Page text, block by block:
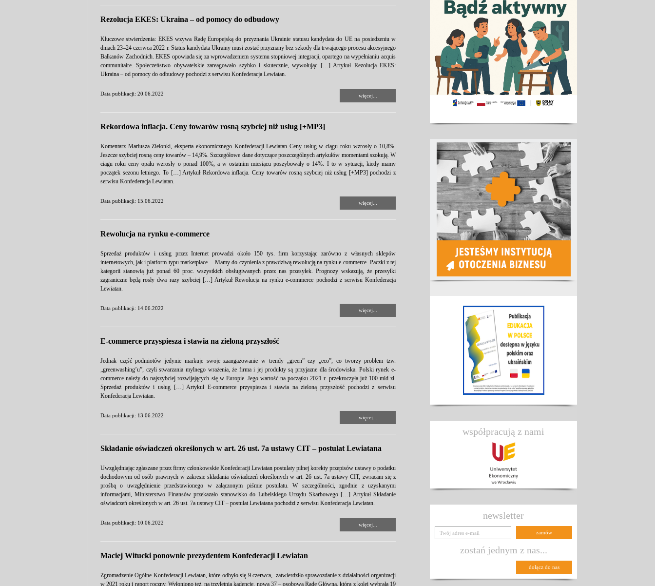
Rezolucja EKES: Ukraina – od pomocy do odbudowy
Kluczowe stwierdzenia: EKES wzywa Radę Europejską do przyznania Ukrainie statusu kandydata do UE na posiedzeniu w
dniach 23–24 czerwca 2022 r. Status kandydata Ukrainy musi zostać przyznany bez szkody dla trwającego procesu akcesyjnego
Bałkanów Zachodnich. EKES opowiada się za wprowadzeniem systemu stopniowej integracji, opartego na wypełnianiu acquis
communitaire. Społeczeństwo obywatelskie zareagowało szybko i skutecznie, wywołując […] Artykuł Rezolucja EKES:
Ukraina – od pomocy do odbudowy pochodzi z serwisu Konfederacja Lewiatan.
Data publikacji: 20.06.2022 więcej...
Rekordowa inflacja. Ceny towarów rosną szybciej niż usług [+MP3]
Komentarz Mariusza Zielonki, eksperta ekonomicznego Konfederacji Lewiatan Ceny usług w ciągu roku wzrosły o 10,8%.
Jeszcze szybciej rosną ceny towarów – 14,9%. Szczegółowe dane dotyczące poszczególnych artykułów momentami szokują. W
ciągu roku ceny opału wzrosły o ponad 100%, a w ostatnim miesiącu poszybowały o 14%. I to w sytuacji, kiedy mamy
początek sezonu letniego. To […] Artykuł Rekordowa inflacja. Ceny towarów rosną szybciej niż usług [+MP3] pochodzi z
serwisu Konfederacja Lewiatan.
Data publikacji: 15.06.2022 więcej...
Rewolucja na rynku e-commerce
Sprzedaż produktów i usług przez Internet prowadzi około 150 tys. firm korzystając zarówno z własnych sklepów
internetowych, jak i platform typu marketplace. – Mamy do czynienia z prawdziwą rewolucją na rynku e-commerce. Paczki z tej
kategorii stanowią już ponad 60 proc. wszystkich obsługiwanych przez nas przesyłek. Prognozy wskazują, że przesyłki
zagraniczne będą rosły dwa razy szybciej […] Artykuł Rewolucja na rynku e-commerce pochodzi z serwisu Konfederacja
Lewiatan.
Data publikacji: 14.06.2022 więcej...
E-commerce przyspiesza i stawia na zieloną przyszłość
Jednak część podmiotów jedynie markuje swoje zaangażowanie w trendy „green” czy „eco”, co tworzy problem tzw.
„greenwashing’u”, czyli stwarzania mylnego wrażenia, że firma i jej produkty są przyjazne dla środowiska. Polski rynek e-
commerce należy do najszybciej rozwijających się w Europie. Jego wartość na początku 2021 r. przekroczyła już 100 mld zł.
Sprzedaż produktów i usług […] Artykuł E-commerce przyspiesza i stawia na zieloną przyszłość pochodzi z serwisu
Konfederacja Lewiatan.
Data publikacji: 13.06.2022 więcej...
Składanie oświadczeń określonych w art. 26 ust. 7a ustawy CIT – postulat Lewiatana
Uwzględniając zgłaszane przez firmy członkowskie Konfederacji Lewiatan postulaty pilnej korekty przepisów ustawy o podatku
dochodowym od osób prawnych w zakresie składania oświadczeń określonych w art. 26 ust. 7a ustawy CIT, zwracam się z
prośbą o uwzględnienie przedstawionego w załączonym piśmie postulatu. W szczególności, zgodnie z uzyskanymi
informacjami, Ministerstwo Finansów przekazało stanowisko do Lubelskiego Urzędu Skarbowego […] Artykuł Składanie
oświadczeń określonych w art. 26 ust. 7a ustawy CIT – postulat Lewiatana pochodzi z serwisu Konfederacja Lewiatan.
Data publikacji: 10.06.2022 więcej...
Maciej Witucki ponownie prezydentem Konfederacji Lewiatan
Zgromadzenie Ogólne Konfederacji Lewiatan, które odbyło się 9 czerwca, zatwierdziło sprawozdanie z działalności organizacji
w 2021 roku i raport roczny. Wyłoniono też, na trzyletnią kadencję, nową 37 – osobową Radę Główną, która z kolei wybrała 19
współpracują z nami
newsletter
zostań jednym z nas...